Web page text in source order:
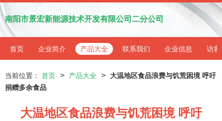
南阳市景宏新能源技术开发有限公司二分公司
首页 企业简介 产品大全 联系我们 企业信息 访客
当前位置： 首页 > 产品大全 >
大温地区食品浪费与饥荒困境 呼吁
捐赠多余食品
大温地区食品浪费与饥荒困境 呼吁